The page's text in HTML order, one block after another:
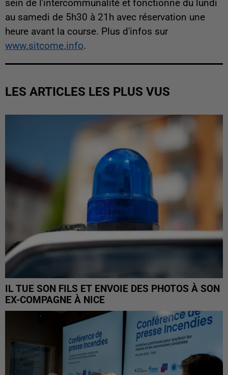
sein de l'intercommunalité et fonctionne du lundi
au samedi de 5h30 à 21h avec réservation une
heure avant la course. Plus d'infos sur
www.sitcome.info.
LES ARTICLES LES PLUS VUS
IL TUE SON FILS ET ENVOIE DES PHOTOS À SON
EX-COMPAGNE À NICE